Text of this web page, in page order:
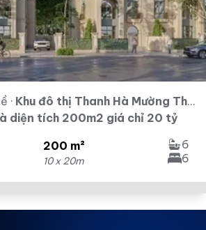
· Khu đô thị Thanh Hà Mường Thanh
diện tích 200m2 giá chỉ 20 tỷ
200 m²
10 x 20m
6
6